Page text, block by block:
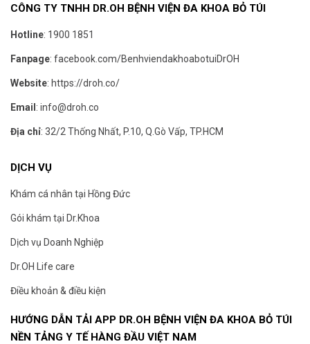
CÔNG TY TNHH DR.OH BỆNH VIỆN ĐA KHOA BỎ TÚI
Hotline: 1900 1851
Fanpage: facebook.com/BenhviendakhoabotuiDrOH
Website: https://droh.co/
Email : info@droh.co
Địa chỉ: 32/2 Thống Nhất, P.10, Q.Gò Vấp, TP.HCM
DỊCH VỤ
Khám cá nhân tại Hồng Đức
Gói khám tại Dr.Khoa
Dịch vụ Doanh Nghiệp
Dr.OH Life care
Điều khoản & điều kiện
HƯỚNG DẪN TẢI APP DR.OH BỆNH VIỆN ĐA KHOA BỎ TÚI
NỀN TẢNG Y TẾ HÀNG ĐẦU VIỆT NAM